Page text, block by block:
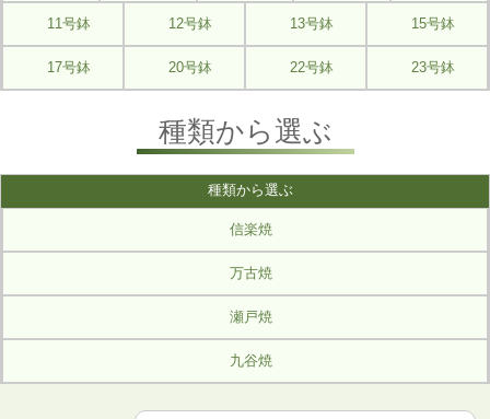
11号鉢 12号鉢 13号鉢 15号鉢
17号鉢 20号鉢 22号鉢 23号鉢
種類から選ぶ
種類から選ぶ
信楽焼
万古焼
瀬戸焼
九谷焼